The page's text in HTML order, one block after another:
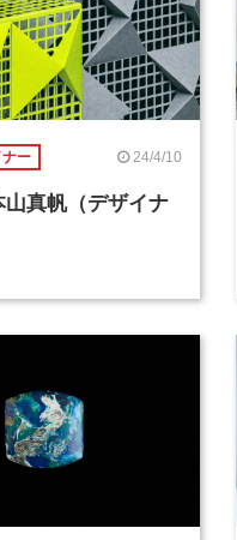
ー 24/4/10
山真帆（デザイナ